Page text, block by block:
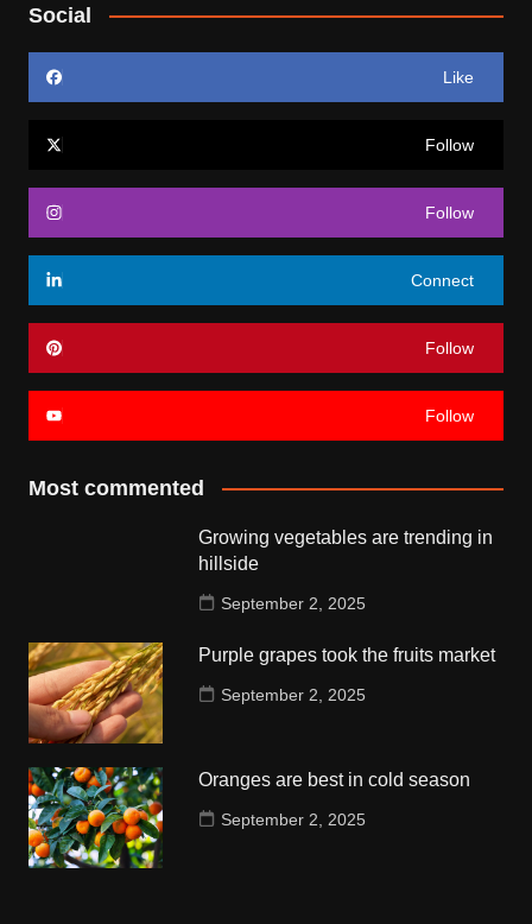
Social
Like
Follow
Follow
Connect
Follow
Follow
Most commented
Growing vegetables are trending in
hillside
September 2, 2025
Purple grapes took the fruits market
September 2, 2025
Oranges are best in cold season
September 2, 2025